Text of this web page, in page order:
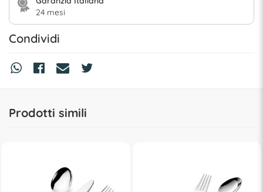
24 mesi
Condividi
Prodotti simili